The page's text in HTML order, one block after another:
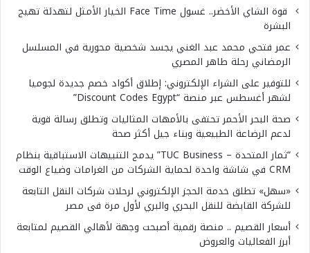
قوة الشاي الأخضر.. غسول Face Time الخيار الأمثل لتهدئة تهيج
البشرة
عمر فتحي محمد عبد الغني يجسد شخصية محورية في المسلسل
الرمضاني رحلة طاهر المصري
للتوفير على الشراء الإلكتروني: إطلاق أكواد خصم جديدة لجوميا
لشهر أغسطس عبر منصة “Discount Codes Egypt”
صحة البحر الأحمر تحتفى بالأمهات المثاليات وتطلق رسالة قوية
لدعم الرضاعة الطبيعية وبناء جيل أكثر صحة
“ثمار المتحدة – TUC Business” يدمج التنبيهات الاستباقية بنظام
CRM في شاشة واحدة لحماية الشركات من الغرامات وضياع الوقت
«سهل» تطلق خدمة الحجز الإلكتروني لرحلات شركات النقل التابعة
للشركة القابضة للنقل البحري والبري لأول مرة فى مصر
أسعار القصيم .. منصة رقمية أصبحت وجهة لأهالي القصيم لمتابعة
أبرز الفعاليات والعروض